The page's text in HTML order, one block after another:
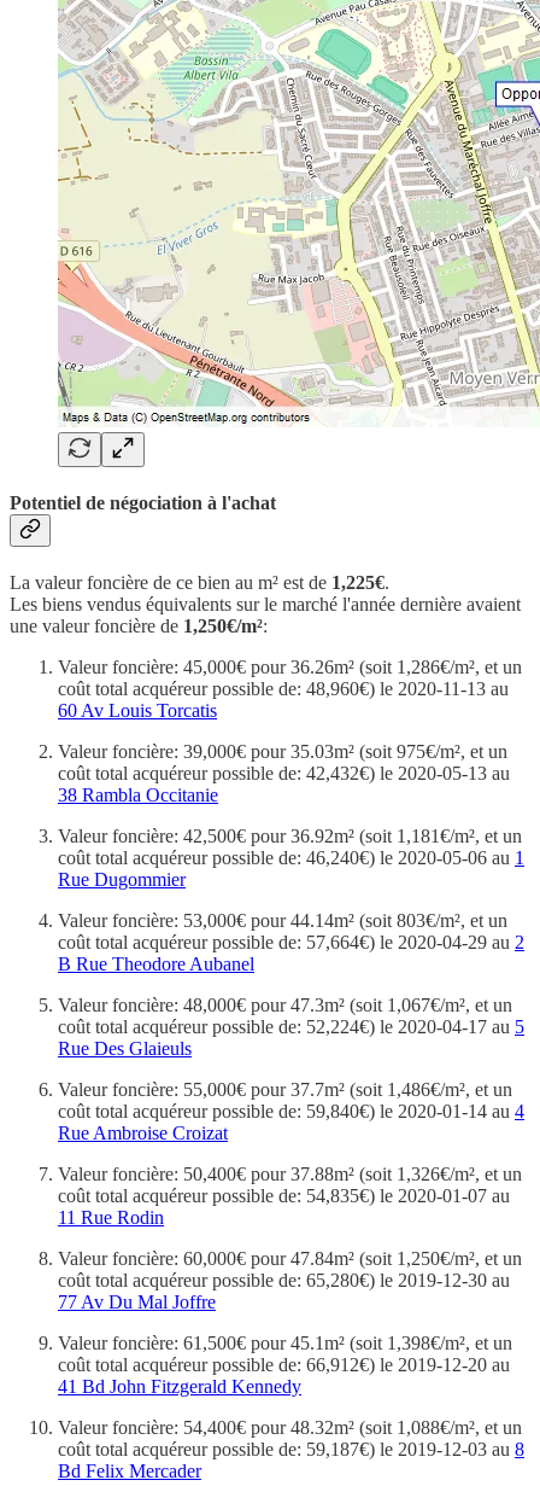
Potentiel de négociation à l'achat
La valeur foncière de ce bien au m² est de 1,225€.
Les biens vendus équivalents sur le marché l'année dernière avaient
une valeur foncière de 1,250€/m²:
Valeur foncière: 45,000€ pour 36.26m² (soit 1,286€/m², et un
coût total acquéreur possible de: 48,960€) le 2020-11-13 au
60 Av Louis Torcatis
Valeur foncière: 39,000€ pour 35.03m² (soit 975€/m², et un
coût total acquéreur possible de: 42,432€) le 2020-05-13 au
38 Rambla Occitanie
Valeur foncière: 42,500€ pour 36.92m² (soit 1,181€/m², et un
coût total acquéreur possible de: 46,240€) le 2020-05-06 au 1
Rue Dugommier
Valeur foncière: 53,000€ pour 44.14m² (soit 803€/m², et un
coût total acquéreur possible de: 57,664€) le 2020-04-29 au 2
B Rue Theodore Aubanel
Valeur foncière: 48,000€ pour 47.3m² (soit 1,067€/m², et un
coût total acquéreur possible de: 52,224€) le 2020-04-17 au 5
Rue Des Glaieuls
Valeur foncière: 55,000€ pour 37.7m² (soit 1,486€/m², et un
coût total acquéreur possible de: 59,840€) le 2020-01-14 au 4
Rue Ambroise Croizat
Valeur foncière: 50,400€ pour 37.88m² (soit 1,326€/m², et un
coût total acquéreur possible de: 54,835€) le 2020-01-07 au
11 Rue Rodin
Valeur foncière: 60,000€ pour 47.84m² (soit 1,250€/m², et un
coût total acquéreur possible de: 65,280€) le 2019-12-30 au
77 Av Du Mal Joffre
Valeur foncière: 61,500€ pour 45.1m² (soit 1,398€/m², et un
coût total acquéreur possible de: 66,912€) le 2019-12-20 au
41 Bd John Fitzgerald Kennedy
Valeur foncière: 54,400€ pour 48.32m² (soit 1,088€/m², et un
coût total acquéreur possible de: 59,187€) le 2019-12-03 au 8
Bd Felix Mercader